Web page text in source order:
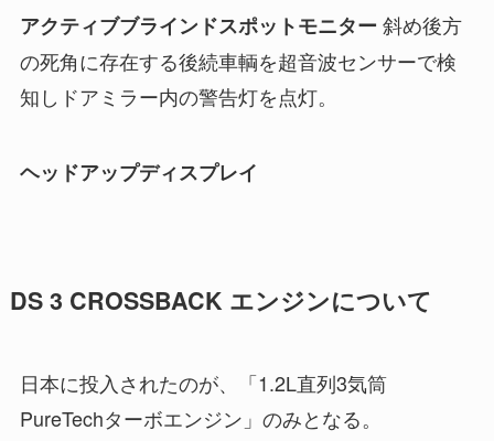
アクティブブラインドスポットモニター 斜め後方
の死角に存在する後続車輌を超音波センサーで検
知しドアミラー内の警告灯を点灯。
ヘッドアップディスプレイ
DS 3 CROSSBACK エンジンについて
日本に投入されたのが、「1.2L直列3気筒
PureTechターボエンジン」のみとなる。